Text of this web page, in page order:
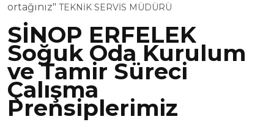
ortağınız" TEKNİK SERVİS MÜDÜRÜ
SİNOP ERFELEK
Soğuk Oda Kurulum
ve Tamir Süreci
Çalışma
Prensiplerimiz